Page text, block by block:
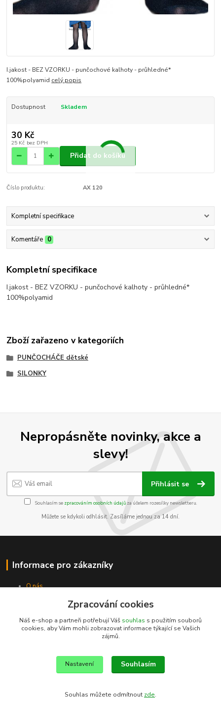
I.jakost - BEZ VZORKU - punčochové kalhoty - průhledné*
100%polyamid celý popis
Dostupnost Skladem
30 Kč
25 Kč bez DPH
Přidat do košíku
Číslo produktu: AX 120
Kompletní specifikace
Komentáře 0
Kompletní specifikace
I.jakost - BEZ VZORKU - punčochové kalhoty - průhledné*
100%polyamid
Zboží zařazeno v kategoriích
PUNČOCHÁČE dětské
SILONKY
Nepropásněte novinky, akce a
slevy!
Přihlásit se
Souhlasím se zpracováním osobních údajůza účelem rozesílky newsletteru.
Můžete se kdykoli odhlásit. Zasíláme jednou za 14 dní.
Informace pro zákazníky
O nás
Obchodní podmínky
Kontakty
Zpracování cookies
Náš e-shop a partneři potřebují Váš souhlas s použitím souborů
cookies, aby Vám mohli zobrazovat informace týkající se Vašich
zájmů.
Nastavení Souhlasím
Souhlas můžete odmítnout zde.